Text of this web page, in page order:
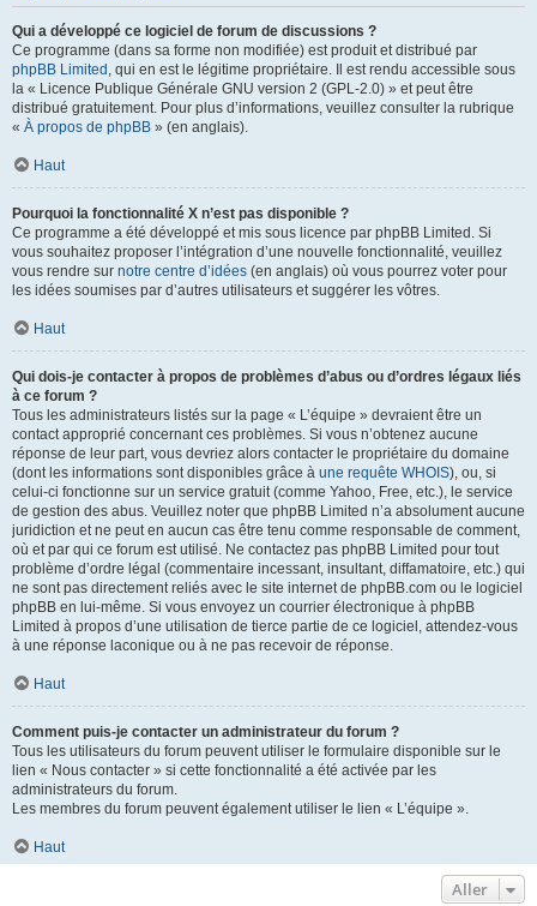
Qui a développé ce logiciel de forum de discussions ?
Ce programme (dans sa forme non modifiée) est produit et distribué par
phpBB Limited , qui en est le légitime propriétaire. Il est rendu accessible sous
la « Licence Publique Générale GNU version 2 (GPL-2.0) » et peut être
distribué gratuitement. Pour plus d’informations, veuillez consulter la rubrique
« À propos de phpBB » (en anglais).
Haut
Pourquoi la fonctionnalité X n’est pas disponible ?
Ce programme a été développé et mis sous licence par phpBB Limited. Si
vous souhaitez proposer l’intégration d’une nouvelle fonctionnalité, veuillez
vous rendre sur notre centre d’idées (en anglais) où vous pourrez voter pour
les idées soumises par d’autres utilisateurs et suggérer les vôtres.
Haut
Qui dois-je contacter à propos de problèmes d’abus ou d’ordres légaux liés
à ce forum ?
Tous les administrateurs listés sur la page « L’équipe » devraient être un
contact approprié concernant ces problèmes. Si vous n’obtenez aucune
réponse de leur part, vous devriez alors contacter le propriétaire du domaine
(dont les informations sont disponibles grâce à une requête WHOIS), ou, si
celui-ci fonctionne sur un service gratuit (comme Yahoo, Free, etc.), le service
de gestion des abus. Veuillez noter que phpBB Limited n’a absolument aucune
juridiction et ne peut en aucun cas être tenu comme responsable de comment,
où et par qui ce forum est utilisé. Ne contactez pas phpBB Limited pour tout
problème d’ordre légal (commentaire incessant, insultant, diffamatoire, etc.) qui
ne sont pas directement reliés avec le site internet de phpBB.com ou le logiciel
phpBB en lui-même. Si vous envoyez un courrier électronique à phpBB
Limited à propos d’une utilisation de tierce partie de ce logiciel, attendez-vous
à une réponse laconique ou à ne pas recevoir de réponse.
Haut
Comment puis-je contacter un administrateur du forum ?
Tous les utilisateurs du forum peuvent utiliser le formulaire disponible sur le
lien « Nous contacter » si cette fonctionnalité a été activée par les
administrateurs du forum.
Les membres du forum peuvent également utiliser le lien « L’équipe ».
Haut
Aller